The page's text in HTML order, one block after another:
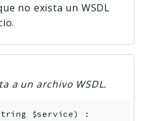
no exista un WSDL
a un archivo WSDL.
$service)
: